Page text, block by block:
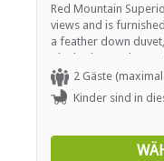
Red Mountain
views and is
a feather down
The bathroom has a
lounge suite, coffee
Fi and DStv hotel
2 Gäste
Kinder sind in